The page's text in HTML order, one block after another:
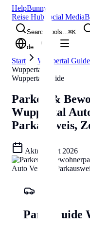
HelpBunny
Reise Hub Social Media
Search tools...⌘K
de
Start Wuppertal Guide
Wuppertal
Wuppertal Guide
Parken &
Wuppertal
Parkausweis,
Aktualisiert 2026
Park-Guide